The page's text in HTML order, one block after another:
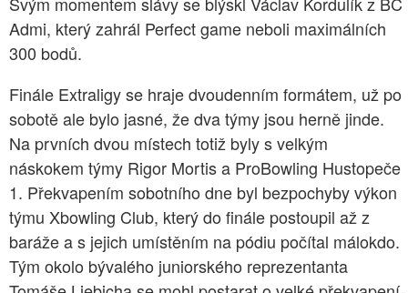
Admi, který zahrál Perfect game neboli maximálních
300 bodů.
Finále Extraligy se hraje dvoudenním formátem, už po
sobotě ale bylo jasné, že dva týmy jsou herně jinde.
Na prvních dvou místech totiž byly s velkým
náskokem týmy Rigor Mortis a ProBowling Hustopeče
1. Překvapením sobotního dne byl bezpochyby výkon
týmu Xbowling Club, který do finále postoupil až z
baráže a s jejich umístěním na pódiu počítal málokdo.
Tým okolo bývalého juniorského reprezentanta